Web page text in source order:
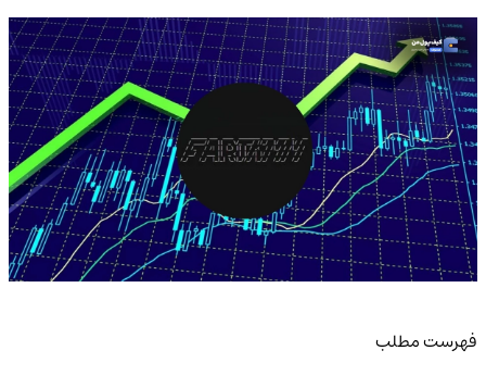
فهرست مطلب